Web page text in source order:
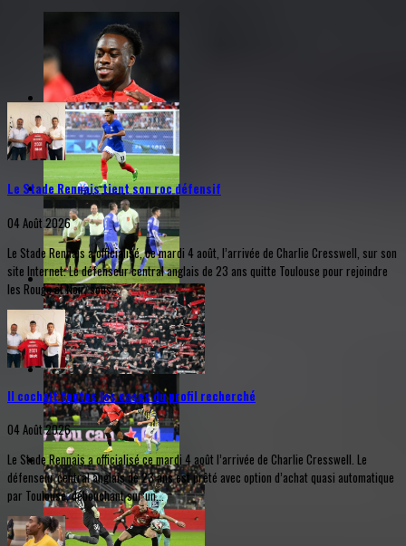
Le Stade Rennais tient son roc défensif
04 Août 2026
Le Stade Rennais a officialisé, ce mardi 4 août, l’arrivée de Charlie Cresswell, sur son
site Internet. Le défenseur central anglais de 23 ans quitte Toulouse pour rejoindre
les Rouge et Noir, sous...
Il cochait toutes les cases du profil recherché
04 Août 2026
Le Stade Rennais a officialisé ce mardi 4 août l’arrivée de Charlie Cresswell. Le
défenseur central anglais de 23 ans est prêté avec option d’achat quasi automatique
par Toulouse, débouchant sur un...